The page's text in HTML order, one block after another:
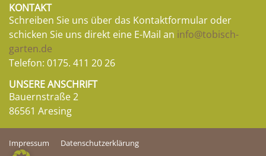
KONTAKT
Schreiben Sie uns über das Kontaktformular oder
schicken Sie uns direkt eine E-Mail an info@tobisch-
garten.de
Telefon: 0175. 411 20 26
UNSERE ANSCHRIFT
Bauernstraße 2
86561 Aresing
Impressum Datenschutzerklärung